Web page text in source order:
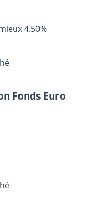
4.50%
Fonds Euro